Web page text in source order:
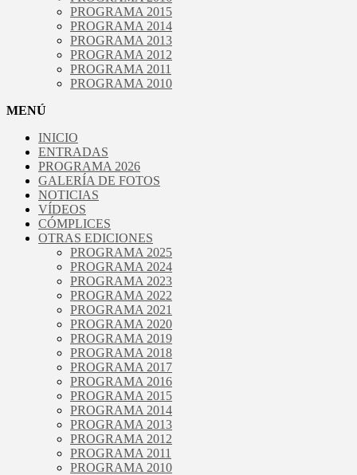
PROGRAMA 2015
PROGRAMA 2014
PROGRAMA 2013
PROGRAMA 2012
PROGRAMA 2011
PROGRAMA 2010
MENÚ
INICIO
ENTRADAS
PROGRAMA 2026
GALERÍA DE FOTOS
NOTICIAS
VÍDEOS
CÓMPLICES
OTRAS EDICIONES
PROGRAMA 2025
PROGRAMA 2024
PROGRAMA 2023
PROGRAMA 2022
PROGRAMA 2021
PROGRAMA 2020
PROGRAMA 2019
PROGRAMA 2018
PROGRAMA 2017
PROGRAMA 2016
PROGRAMA 2015
PROGRAMA 2014
PROGRAMA 2013
PROGRAMA 2012
PROGRAMA 2011
PROGRAMA 2010